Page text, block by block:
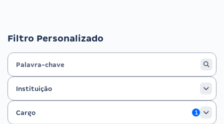
Filtro Personalizado
Instituição
Instituição
Cargo
Cargo
1